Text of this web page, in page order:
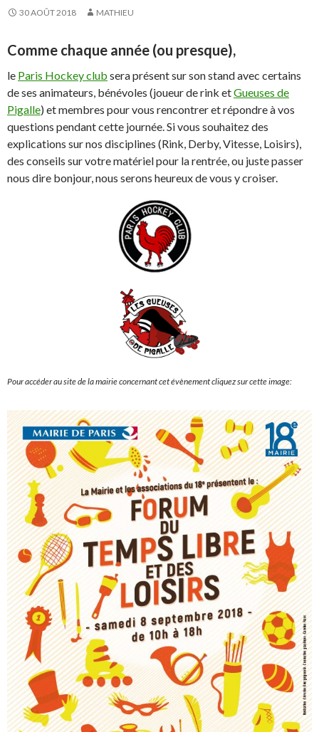
30 AOÛT 2018 MATHIEU
Comme chaque année (ou presque),
le Paris Hockey club sera présent sur son stand avec certains
de ses animateurs, bénévoles (joueur de rink etGueuses de
Pigalle) et membres pour vous rencontrer et répondre à vos
questions pendant cette journée. Si vous souhaitez des
explications sur nos disciplines (Rink, Derby, Vitesse, Loisirs),
des conseils sur votre matériel pour la rentrée, ou juste passer
nous dire bonjour, nous serons heureux de vous y croiser.
Pour accéder au site de la mairie concernant cet évènement cliquez sur cette image: